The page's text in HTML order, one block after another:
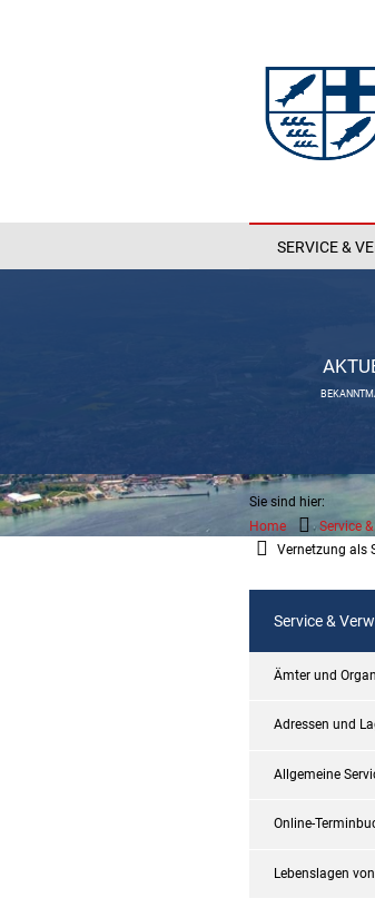
SERVICE &
Sie sind hier:
Home
Service
Vernetzung als
Service &
Ämter und
Adressen und
Allgemeine
Online-
Lebenslagen